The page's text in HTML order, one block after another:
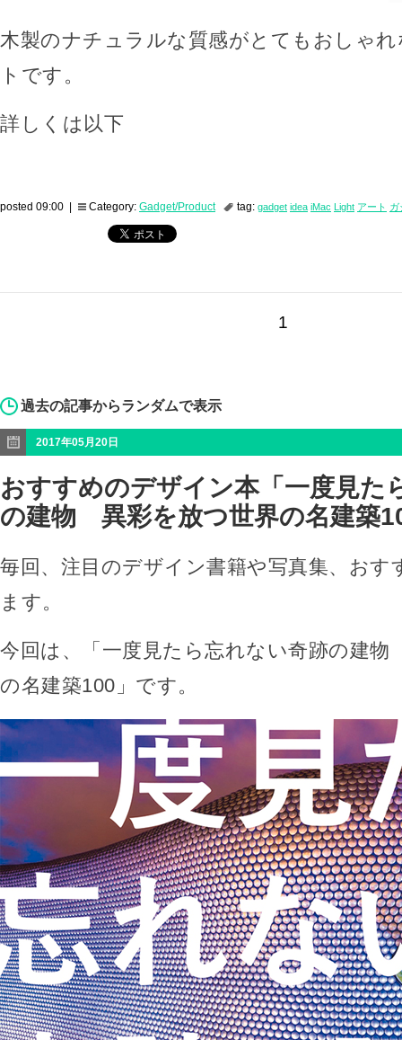
木製のナチュラルな質感がとてもおしゃ
トです。
詳しくは以下
posted 09:00 | Category: Gadget/Product tag: gadget idea iMac Light アート ガ
1
過去の記事からランダムで表示
2017年05月20日
おすすめのデザイン本「一度見た
の建物 異彩を放つ世界の名建築
毎回、注目のデザイン書籍や写真集、おす
ます。
今回は、「一度見たら忘れない奇跡の建
の名建築100」です。